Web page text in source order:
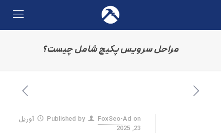
مراحل سرویس پکیج شامل چیست؟
Published by FoxSeo-Ad on
آوریل
23, 2025